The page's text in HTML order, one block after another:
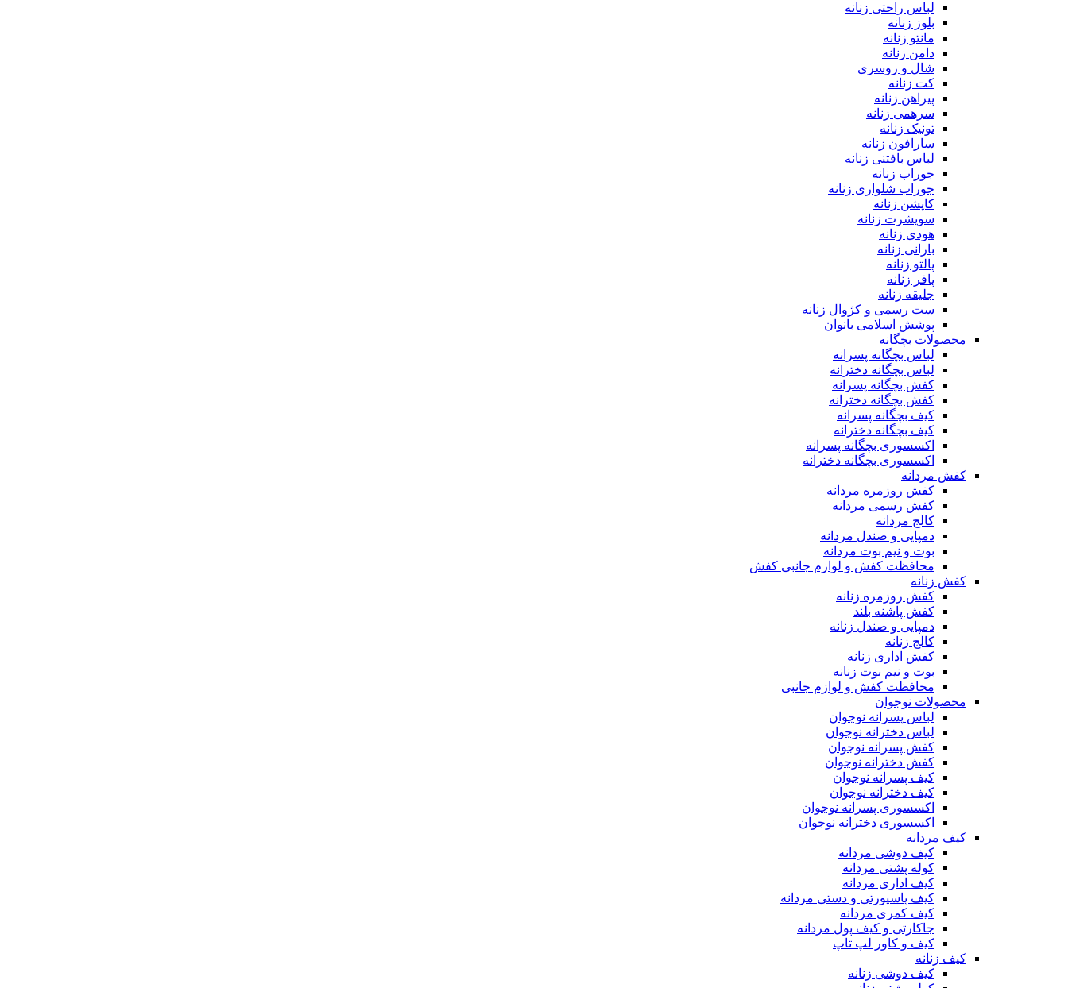
لباس راحتی زنانه
بلوز زنانه
مانتو زنانه
دامن زنانه
شال و روسری
کت زنانه
پیراهن زنانه
سرهمی زنانه
تونیک زنانه
سارافون زنانه
لباس بافتنی زنانه
جوراب زنانه
جوراب شلواری زنانه
کاپشن زنانه
سویشرت زنانه
هودی زنانه
بارانی زنانه
پالتو زنانه
پافر زنانه
جلیقه زنانه
ست رسمی و کژوال زنانه
پوشش اسلامی بانوان
محصولات بچگانه
لباس بچگانه پسرانه
لباس بچگانه دخترانه
کفش بچگانه پسرانه
کفش بچگانه دخترانه
کیف بچگانه پسرانه
کیف بچگانه دخترانه
اکسسوری بچگانه پسرانه
اکسسوری بچگانه دخترانه
کفش مردانه
کفش روزمره مردانه
کفش رسمی مردانه
کالج مردانه
دمپایی و صندل مردانه
بوت و نیم بوت مردانه
محافظت کفش و لوازم جانبی کفش
کفش زنانه
کفش روزمره زنانه
کفش پاشنه بلند
دمپایی و صندل زنانه
کالج زنانه
کفش اداری زنانه
بوت و نیم بوت زنانه
محافظت کفش و لوازم جانبی
محصولات نوجوان
لباس پسرانه نوجوان
لباس دخترانه نوجوان
کفش پسرانه نوجوان
کفش دخترانه نوجوان
کیف پسرانه نوجوان
کیف دخترانه نوجوان
اکسسوری پسرانه نوجوان
اکسسوری دخترانه نوجوان
کیف مردانه
کیف دوشی مردانه
کوله پشتی مردانه
کیف اداری مردانه
کیف پاسپورتی و دستی مردانه
کیف کمری مردانه
جاکارتی و کیف پول مردانه
کیف و کاور لپ تاپ
کیف زنانه
کیف دوشی زنانه